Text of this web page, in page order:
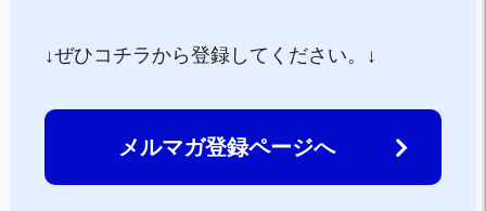
↓ぜひコチラから登録してください。↓
メルマガ登録ページへ